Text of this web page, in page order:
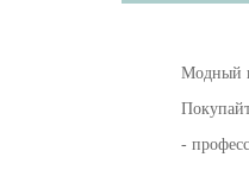
Модный
-